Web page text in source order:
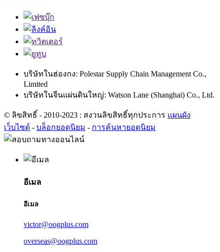
บริษัทในฮ่องกง: Polestar Supply Chain Management Co.,
Limited
บริษัทในจีนแผ่นดินใหญ่: Watson Lane (Shanghai) Co., Ltd.
© ลิขสิทธิ์ - 2010-2023 : สงวนลิขสิทธิ์ทุกประการ แผนผัง
เว็บไซต์ - บล็อกยอดนิยม - การค้นหายอดนิยม
อีเมล
อีเมล
victor@oogplus.com
overseas@oogplus.com